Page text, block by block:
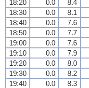
18:20
0.0 8.4
18:30
0.0 8.1
18:40
0.0 7.6
18:50
0.0 7.7
19:00
0.0 7.6
19:10
0.0 7.9
19:20
0.0 8.0
19:30
0.0 8.2
19:40
0.0 8.3